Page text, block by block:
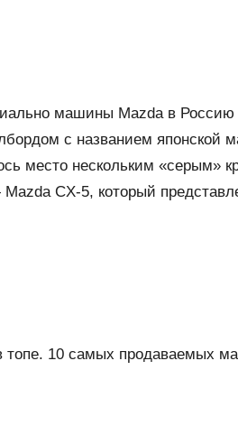
машины Mazda в Россию
с названием японской
место нескольким «серым»
CX-5, который
топе. 10 самых продаваемых